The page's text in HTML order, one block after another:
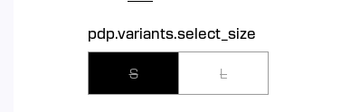
pdp.variants.select_size
S L